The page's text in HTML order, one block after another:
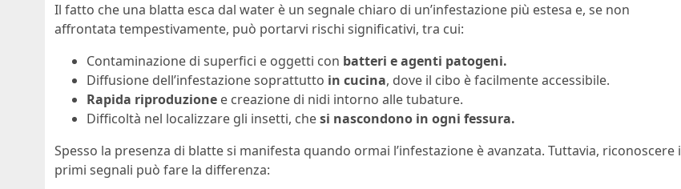
Il fatto che una blatta esca dal water è un segnale chiaro di un’infestazione più estesa e, se non
affrontata tempestivamente, può portarvi rischi significativi, tra cui:
Contaminazione di superfici e oggetti con batteri e agenti patogeni.
Diffusione dell’infestazione soprattutto in cucina, dove il cibo è facilmente accessibile.
Rapida riproduzione e creazione di nidi intorno alle tubature.
Difficoltà nel localizzare gli insetti, chesi nascondono in ogni fessura.
Spesso la presenza di blatte si manifesta quando ormai l’infestazione è avanzata. Tuttavia, riconoscere i
primi segnali può fare la differenza: